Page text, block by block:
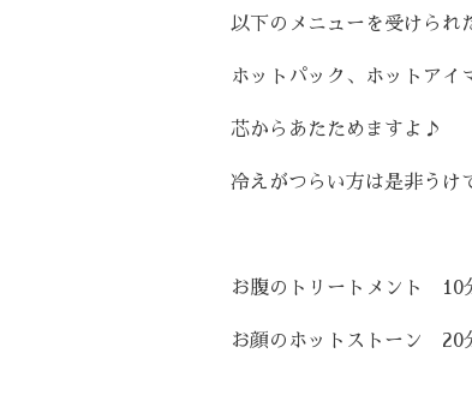
以下のメニューを受けられ
ホットパック、ホットアイ
芯からあたためますよ♪
冷えがつらい方は是非うけ
お腹のトリートメント
お顔のホットストーン